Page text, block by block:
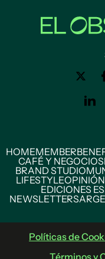
HOMEMEMBER
CAFÉ Y NEGOCIOS
BRAND STUDIO
LIFESTYLEOPINIÓN
EDICIONES
NEWSLETTERS
Políticas de